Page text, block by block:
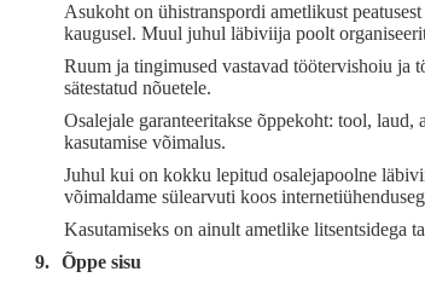
Asukoht on ühistranspordi ametlikust
kaugusel. Muul juhul läbiviija poolt
Ruum ja tingimused vastavad töötervishoiu ja
sätestatud nõuetele.
Osalejale garanteeritakse õppekoht: tool, laud,
kasutamise võimalus.
Juhul kui on kokku lepitud osalejapoolne
võimaldame sülearvuti koos
Kasutamiseks on ainult ametlike litsentsidega
9.
Õppe sisu